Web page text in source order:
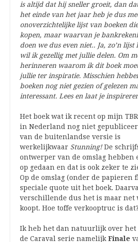
is altijd dat hij sneller groeit, dan
het einde van het jaar heb je dus
onoverzichtelijke lijst van boeken
kopen, maar waarvan je
doen we dus even niet.. Ja, zo’n
wil ik gezellig met jullie delen. Om
herinneren waarom ik dit boek
jullie ter inspiratie. Misschien
boeken nog niet gezien of gelezen
interessant. Lees en laat je
Het boek wat ik recent op mijn
in Nederland nog niet
van de buitenlandse versie is
werkelijkwaar Stunning!De
ontwerper van de omslag hebben
op gedaan en dat is ook zeker te
Op de omslag (onder de papieren
speciale quote uit het boek.
verschillende dus het is maar net
koopt. Hoe toffe verkooptruc is dat?
Ik heb het dan natuurlijk over het
de Caraval serie namelijk Finale